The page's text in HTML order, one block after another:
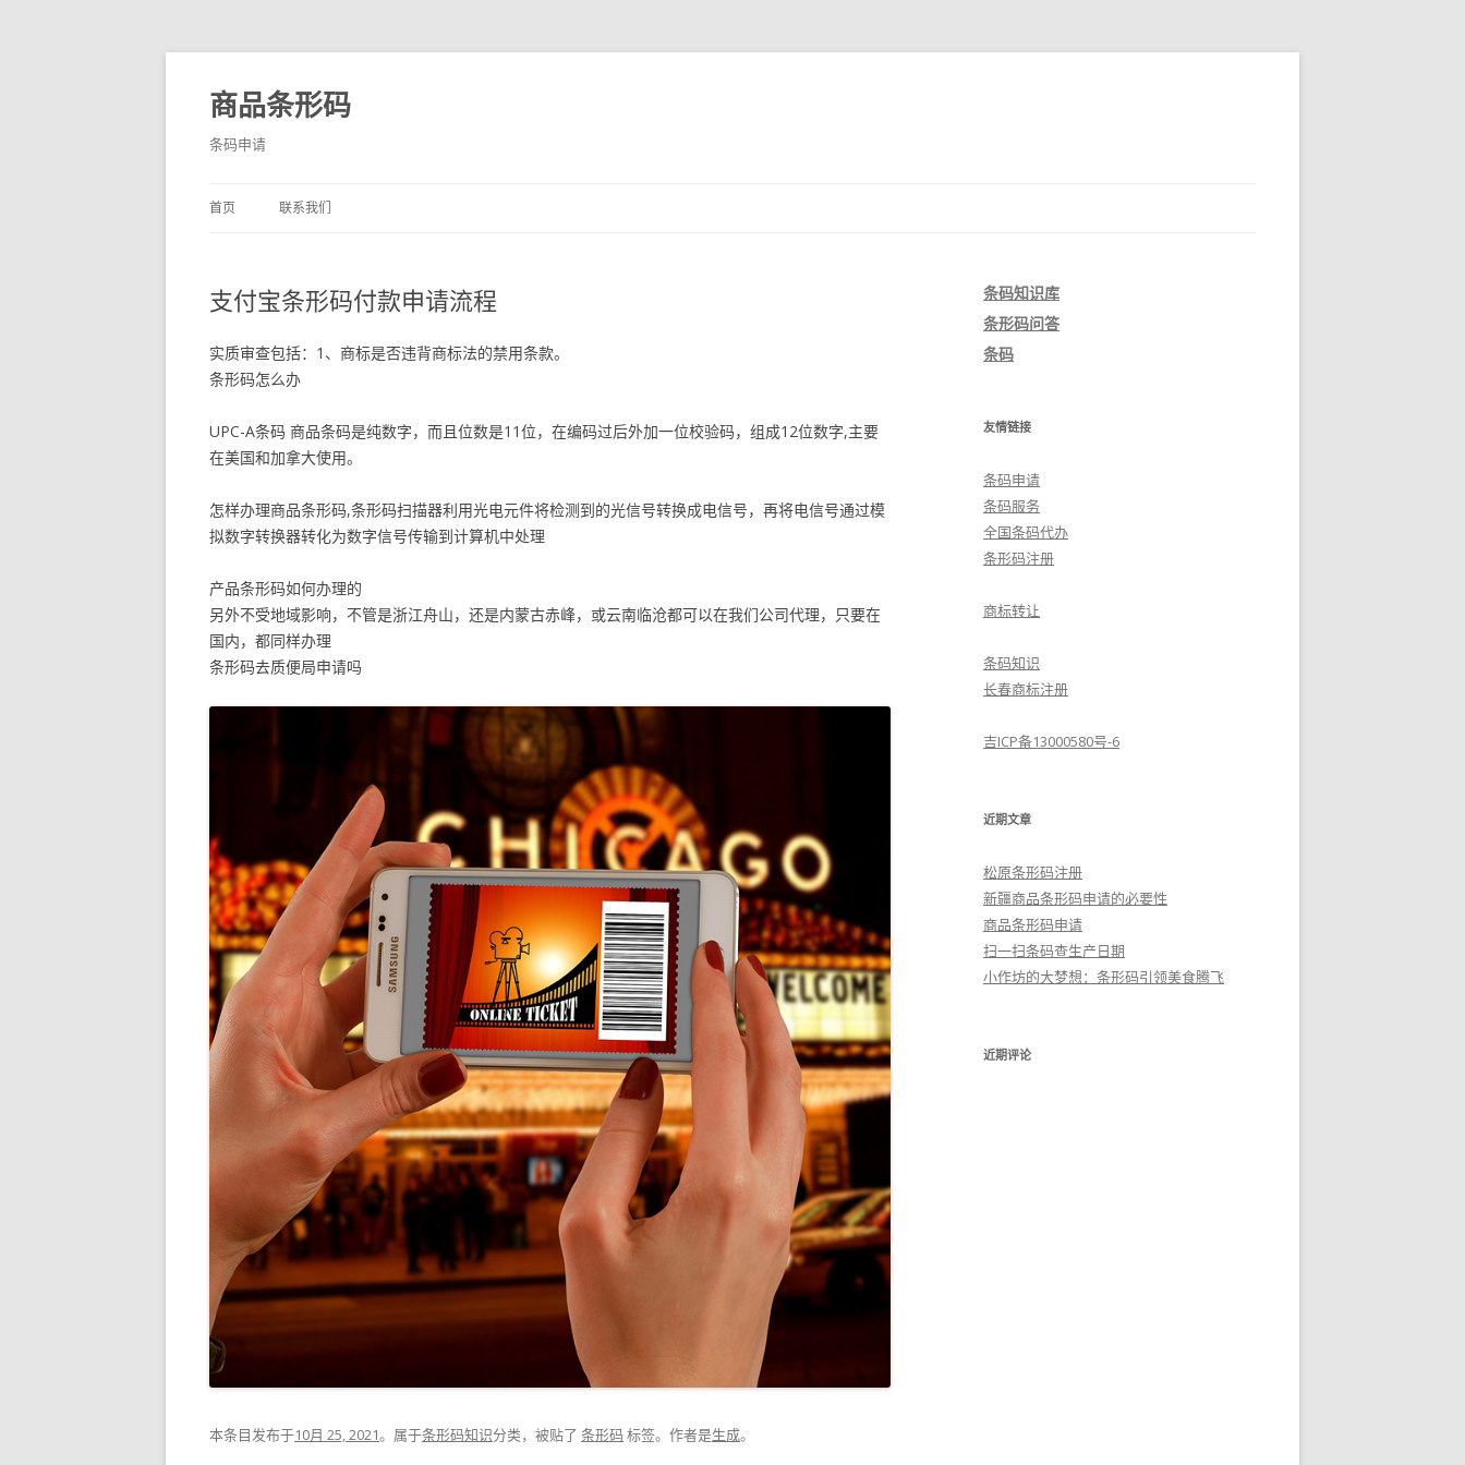
商品条形码
条码申请
首页 联系我们
支付宝条形码付款申请流程
实质审查包括：1、商标是否违背商标法的禁用条款。
条形码怎么办
UPC-A条码 商品条码是纯数字，而且位数是11位，在编码过后外加一位校验码，组成12位数字,主要
在美国和加拿大使用。
怎样办理商品条形码,条形码扫描器利用光电元件将检测到的光信号转换成电信号，再将电信号通过模
拟数字转换器转化为数字信号传输到计算机中处理
产品条形码如何办理的
另外不受地域影响，不管是浙江舟山，还是内蒙古赤峰，或云南临沧都可以在我们公司代理，只要在
国内，都同样办理
条形码去质便局申请吗
本条目发布于10月 25, 2021。属于条形码知识分类，被贴了 条形码 标签。 作者是生成。
条码知识库
条形码问答
条码
友情链接
条码申请
条码服务
全国条码代办
条形码注册
商标转让
条码知识
长春商标注册
吉ICP备13000580号-6
近期文章
松原条形码注册
新疆商品条形码申请的必要性
商品条形码申请
扫一扫条码查生产日期
小作坊的大梦想：条形码引领美食腾飞
近期评论